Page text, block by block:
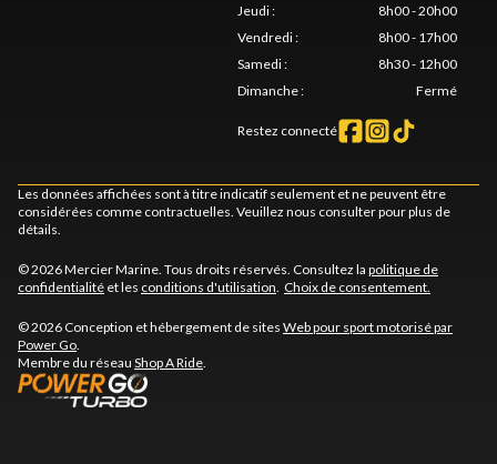
Jeudi:
8h00 - 20h00
Vendredi:
8h00 - 17h00
Samedi:
8h30 - 12h00
Dimanche: Fermé
Restez connecté
Les données affichées sont à titre indicatif seulement et ne peuvent être
considérées comme contractuelles. Veuillez nous consulter pour plus de
détails.
© 2026 Mercier Marine. Tous droits réservés. Consultez la politique de
confidentialité et les conditions d'utilisation Choix de consentement.
© 2026 Conception et hébergement de sites Web pour sport motorisé par
Power Go
Membre du réseau Shop A Ride